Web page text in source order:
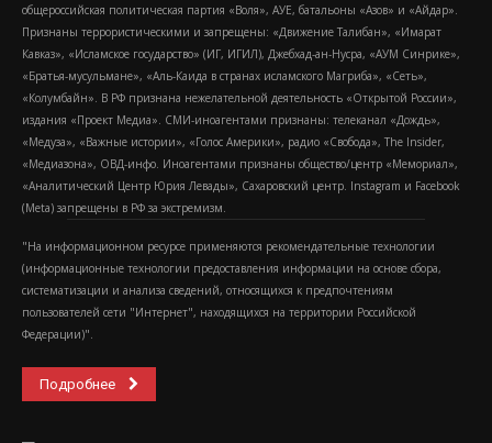
общероссийская политическая партия «Воля», АУЕ, батальоны «Азов» и «Айдар».
Признаны террористическими и запрещены: «Движение Талибан», «Имарат
Кавказ», «Исламское государство» (ИГ, ИГИЛ), Джебхад-ан-Нусра, «АУМ Синрике»,
«Братья-мусульмане», «Аль-Каида в странах исламского Магриба», «Сеть»,
«Колумбайн». В РФ признана нежелательной деятельность «Открытой России»,
издания «Проект Медиа». СМИ-иноагентами признаны: телеканал «Дождь»,
«Медуза», «Важные истории», «Голос Америки», радио «Свобода», The Insider,
«Медиазона», ОВД-инфо. Иноагентами признаны общество/центр «Мемориал»,
«Аналитический Центр Юрия Левады», Сахаровский центр. Instagram и Facebook
(Metа) запрещены в РФ за экстремизм.
"На информационном ресурсе применяются рекомендательные технологии
(информационные технологии предоставления информации на основе сбора,
систематизации и анализа сведений, относящихся к предпочтениям
пользователей сети "Интернет", находящихся на территории Российской
Федерации)".
Подробнее